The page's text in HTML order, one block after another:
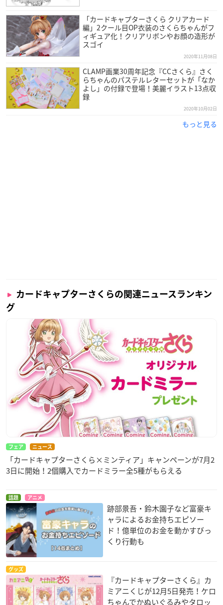
「カードキャプターさくら クリアカード
編」2クール目OP衣装のさくらちゃんがフ
ィギュア化！クリアリボンやお顔の造形が
スゴイ
2020年11月08日
CLAMP画業30周年記念『CCさくら』さく
らちゃんのパステルレターセットが「なか
よし」の付録で登場！美麗イラスト13点収
録
2020年10月02日
もっと見る
カードキャプターさくらの関連ニュースランキン
グ
フェア ニュース
「カードキャプターさくら×ミンティア」キャンペーンが7月2
3日に開始！2個購入でカードミラー全5種がもらえる
話題 アニメ
跡部景吾・鈴木園子など富豪キ
ャラによるお金持ちエピソー
ド！億単位のお金を動かすびっ
くり行動も
グッズ
『カードキャプターさくら』カ
ミアニくじが12月5日発売！ケロ
ちゃんでかぬいぐるみやタロッ